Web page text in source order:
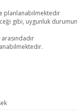
planlanabilmektedir
gibi, uygunluk